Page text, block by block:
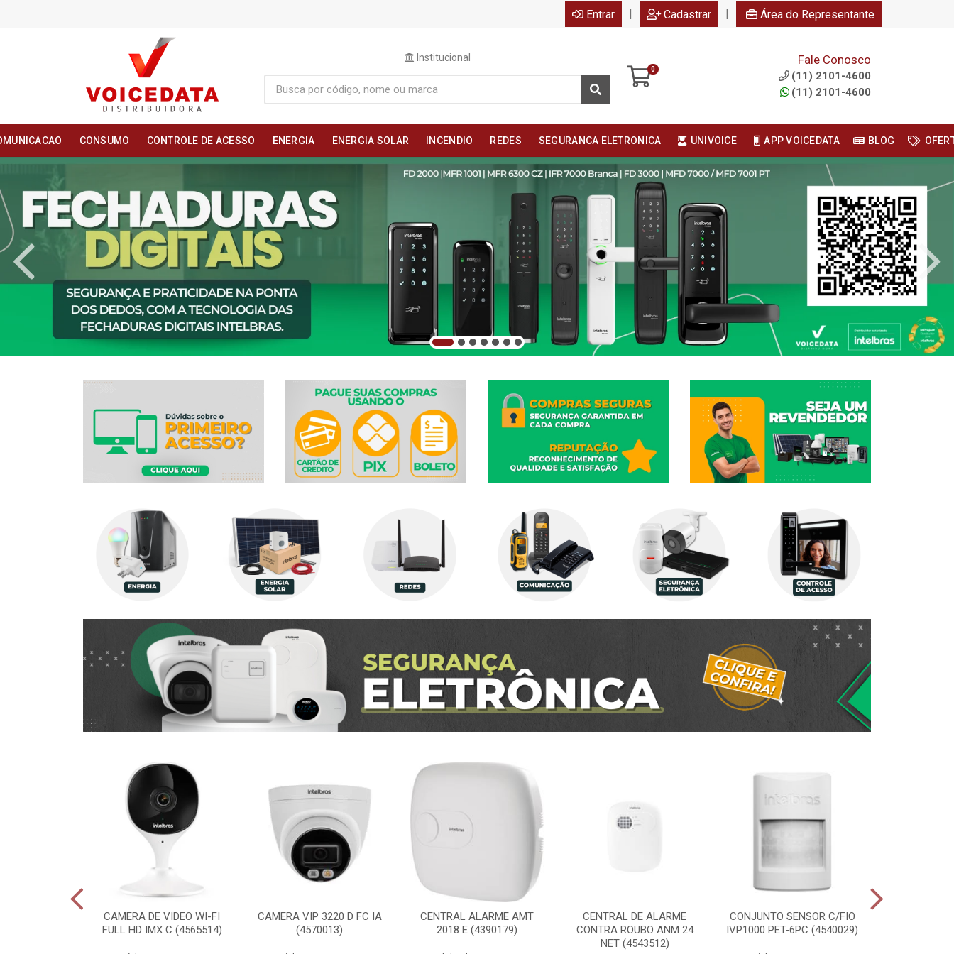
Entrar | Cadastrar | Área do Representante
Institucional
0
Fale Conosco
(11) 2101-4600
(11) 2101-4600
CONSUMO CONTROLE DE ACESSO ENERGIA ENERGIA SOLAR INCENDIO REDES SEGURANCA ELETRONICA UNIVOICE APP VOICEDATA BLOG
CAMERA DE VIDEO WI-FI
FULL HD IMX C (4565514)
CAMERA VIP 3220 D FC IA
(4570013)
CENTRAL ALARME AMT
2018 E (4390179)
CENTRAL DE ALARME
CONTRA ROUBO ANM 24
NET (4543512)
CONJUNTO SENSOR C/FIO
IVP1000 PET-6PC (4540029)